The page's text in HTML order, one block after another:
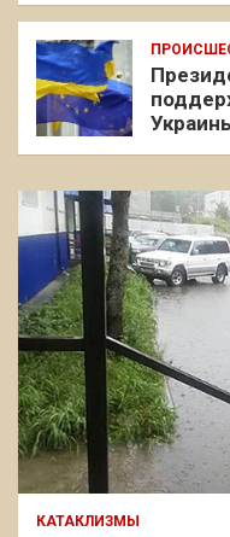
КАТАКЛИЗМЫ